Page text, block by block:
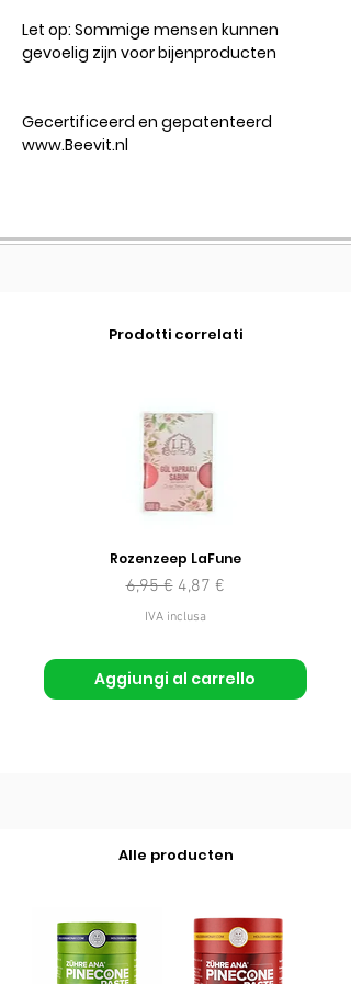
Let op: Sommige mensen kunnen
gevoelig zijn voor bijenproducten
Gecertificeerd en gepatenteerd
www.Beevit.nl
Prodotti correlati
Rozenzeep LaFune
Prezzo regolare
6,95 € Prezzo scontato
4,87 €
IVA inclusa
Aggiungi al carrello
Alle producten